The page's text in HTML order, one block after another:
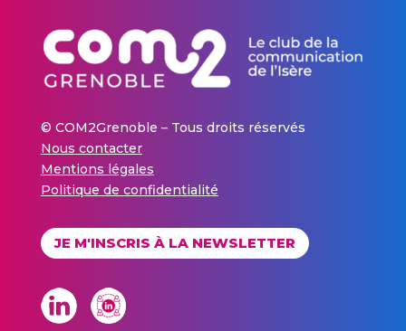
© COM2Grenoble – Tous droits réservés
Nous contacter
Mentions légales
Politique de confidentialité
JE M'INSCRIS À LA NEWSLETTER